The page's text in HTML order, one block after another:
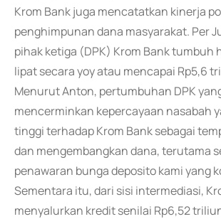
Krom Bank juga mencatatkan kinerja
penghimpunan dana masyarakat. Per
pihak ketiga (DPK) Krom Bank tumbuh
lipat secara yoy atau mencapai Rp5,6
Menurut Anton, pertumbuhan DPK
mencerminkan kepercayaan nasabah
tinggi terhadap Krom Bank sebagai
dan mengembangkan dana, terutama
penawaran bunga deposito kami yang
Sementara itu, dari sisi intermediasi,
menyalurkan kredit senilai Rp6,52